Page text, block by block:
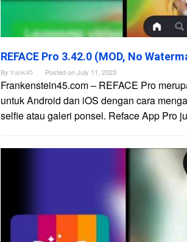
REFACE Pro 3.42.0 (MOD, No
By frank45 Posted onJuly 11, 2023
Frankenstein45.com – REFACE Pro
untuk Android dan iOS dengan cara
selfie atau galeri ponsel. Reface App Pro